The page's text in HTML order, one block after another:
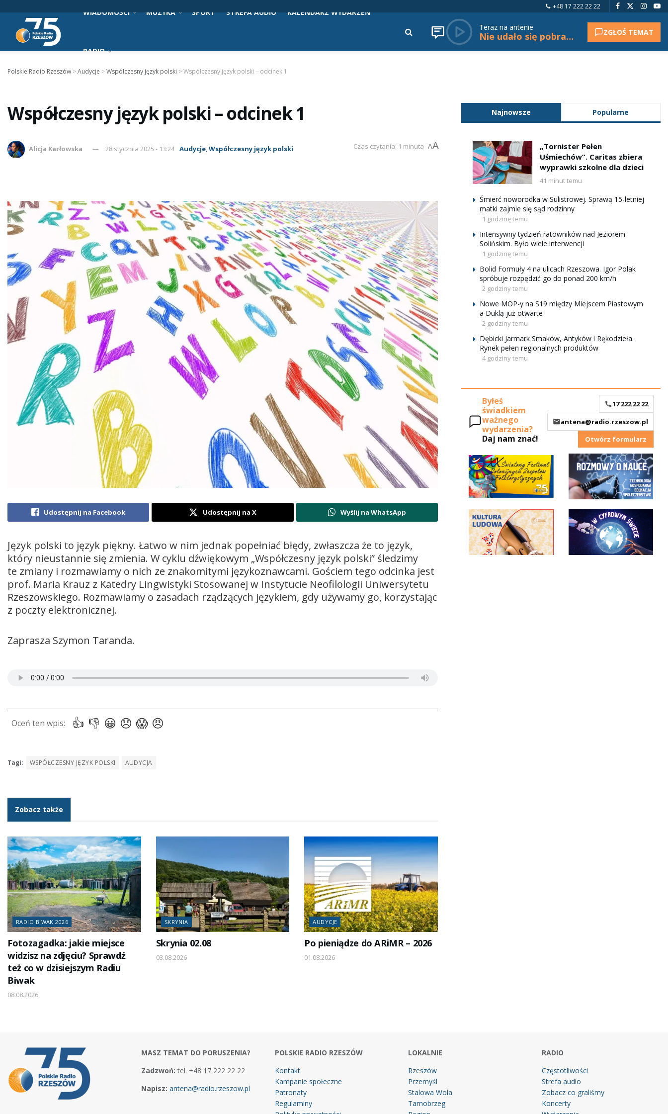
+48 17 222 22 22
WIADOMOŚCI MUZYKA SPORT STREFA AUDIO KALENDARZ WYDARZEŃ
RADIO
Teraz na antenie
Nie udało się pobrać tytułu. ZGŁOŚ TEMAT
Polskie Radio Rzeszów >Audycje >Współczesny język polski >Współczesny język polski – odcinek 1
Współczesny język polski – odcinek 1
Alicja Karłowska 28 stycznia 2025 - 13:24 Audycje,Współczesny język polski Czas czytania: 1 minuta AA
Udostępnij na Facebook Udostępnij na X Wyślij na WhatsApp
Język polski to język piękny. Łatwo w nim jednak popełniać błędy, zwłaszcza że to język,
który nieustannie się zmienia. W cyklu dźwiękowym „Współczesny język polski” śledzimy
te zmiany i rozmawiamy o nich ze znakomitymi językoznawcami. Gościem tego odcinka jest
prof. Maria Krauz z Katedry Lingwistyki Stosowanej w Instytucie Neofilologii Uniwersytetu
Rzeszowskiego. Rozmawiamy o zasadach rządzących językiem, gdy używamy go, korzystając
z poczty elektronicznej.
Zaprasza Szymon Taranda.
Tagi: WSPÓŁCZESNY JĘZYK POLSKI AUDYCJA
Zobacz także
RADIO BIWAK 2026
Fotozagadka: jakie miejsce
widzisz na zdjęciu? Sprawdź
też co w dzisiejszym Radiu
Biwak
08.08.2026
SKRYNIA
Skrynia 02.08
03.08.2026
AUDYCJE
Po pieniądze do ARiMR – 2026
01.08.2026
Najnowsze Popularne
„Tornister Pełen
Uśmiechów”. Caritas zbiera
wyprawki szkolne dla dzieci
41 minut temu
Śmierć noworodka w Sulistrowej. Sprawą 15-letniej
matki zajmie się sąd rodzinny
1 godzinę temu
Intensywny tydzień ratowników nad Jeziorem
Solińskim. Było wiele interwencji
1 godzinę temu
Bolid Formuły 4 na ulicach Rzeszowa. Igor Polak
spróbuje rozpędzić go do ponad 200 km/h
2 godziny temu
Nowe MOP-y na S19 między Miejscem Piastowym
a Duklą już otwarte
2 godziny temu
Dębicki Jarmark Smaków, Antyków i Rękodzieła.
Rynek pełen regionalnych produktów
4 godziny temu
Byłeś
świadkiem
ważnego
wydarzenia?
Daj nam znać!
17 222 22 22
antena@radio.rzeszow.pl
Otwórz formularz
MASZ TEMAT DO PORUSZENIA?
Zadzwoń: tel. +48 17 222 22 22
Napisz: antena@radio.rzeszow.pl
POLSKIE RADIO RZESZÓW
Kontakt
Kampanie społeczne
Patronaty
Regulaminy
LOKALNIE
Rzeszów
Przemyśl
Stalowa Wola
Tarnobrzeg
RADIO
Częstotliwości
Strefa audio
Zobacz co graliśmy
Koncerty